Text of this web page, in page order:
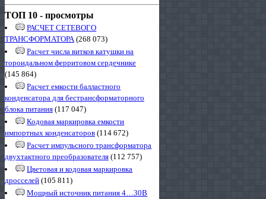
ТОП 10 - просмотры
РАСЧЕТ СЕТЕВОГО
ТРАНСФОРМАТОРА(268 073)
Расчет числа витков катушки на
тороидальном ферритовом сердечнике
(145 864)
Расчет емкости балластного
конденсатора для бестрансформаторного
блока питания (117 047)
Кодовая маркировка емкости
импортных конденсаторов (114 672)
Расчет импульсного трансформатора
двухтактного преобразователя (112 757)
Цветовая и кодовая маркировка
дросселей (105 811)
Мощный источник питания 4…30В